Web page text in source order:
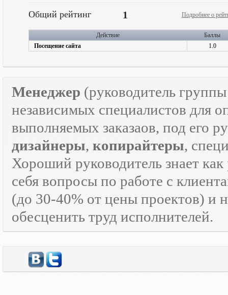
Общий рейтинг 1 Подробнее о
Действие
Баллы
Посещение сайта
1.0
Менеджер (руководитель
независимых специалистов для
выполняемых заказаов, под его
дизайнеры, копирайтеры,
Хороший руководитель знает
себя вопросы по работе с
(до 30-40% от цены проектов) и
обесценить труд исполнителей.